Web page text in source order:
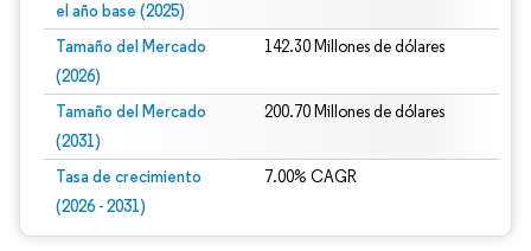
el año base (2025)
Tamaño del Mercado
(2026)
142.30 Millones de dólares
Tamaño del Mercado
(2031)
200.70 Millones de dólares
Tasa de crecimiento
(2026 - 2031)
7.00% CAGR